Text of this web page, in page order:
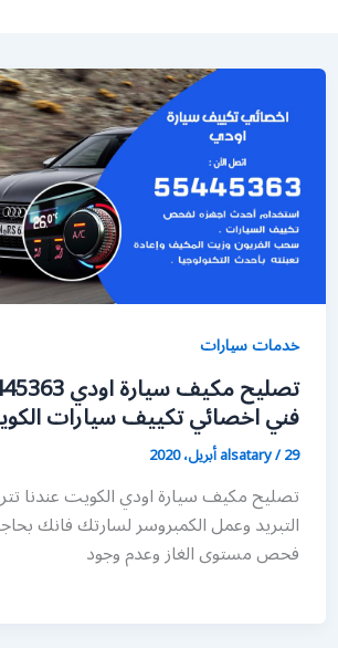
خدمات سيارات
تصليح مكيف سيارة
فني اخصائي تكييف سيارات
alsatary/29 أبريل، 2020
تصليح مكيف سيارة اودي الكويت عندنا
التبريد وعمل الكمبروسر لسارتك فانك
فحص مستوى الغاز وعدم وجود